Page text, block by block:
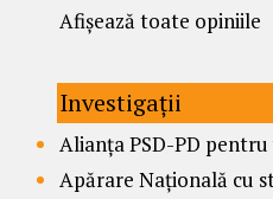
Afișează toate opiniile
Investigații
Alianța PSD-PD
Apărare Națională cu